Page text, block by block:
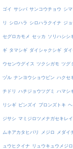
ゴイ サシバ サンコウチョウ シ
リ シロハラ シロハラクイナ ジ
セグロカモメ セッカ ソリハシシ
ギ タマシギ ダイシャクシギ ダ
ウセンウグイス ツクシガモ ツグミ
ヅル ナンヨウショウビン ハクセ
チドリ ハチジョウツグミ ハマシ
リシギ ビンズイ ブロンズトキ
ジサシ マミジロツメナガセキレイ
ムネアカタヒバリ メジロ メダイ
ュウヒクイナ リュウキュウメジロ